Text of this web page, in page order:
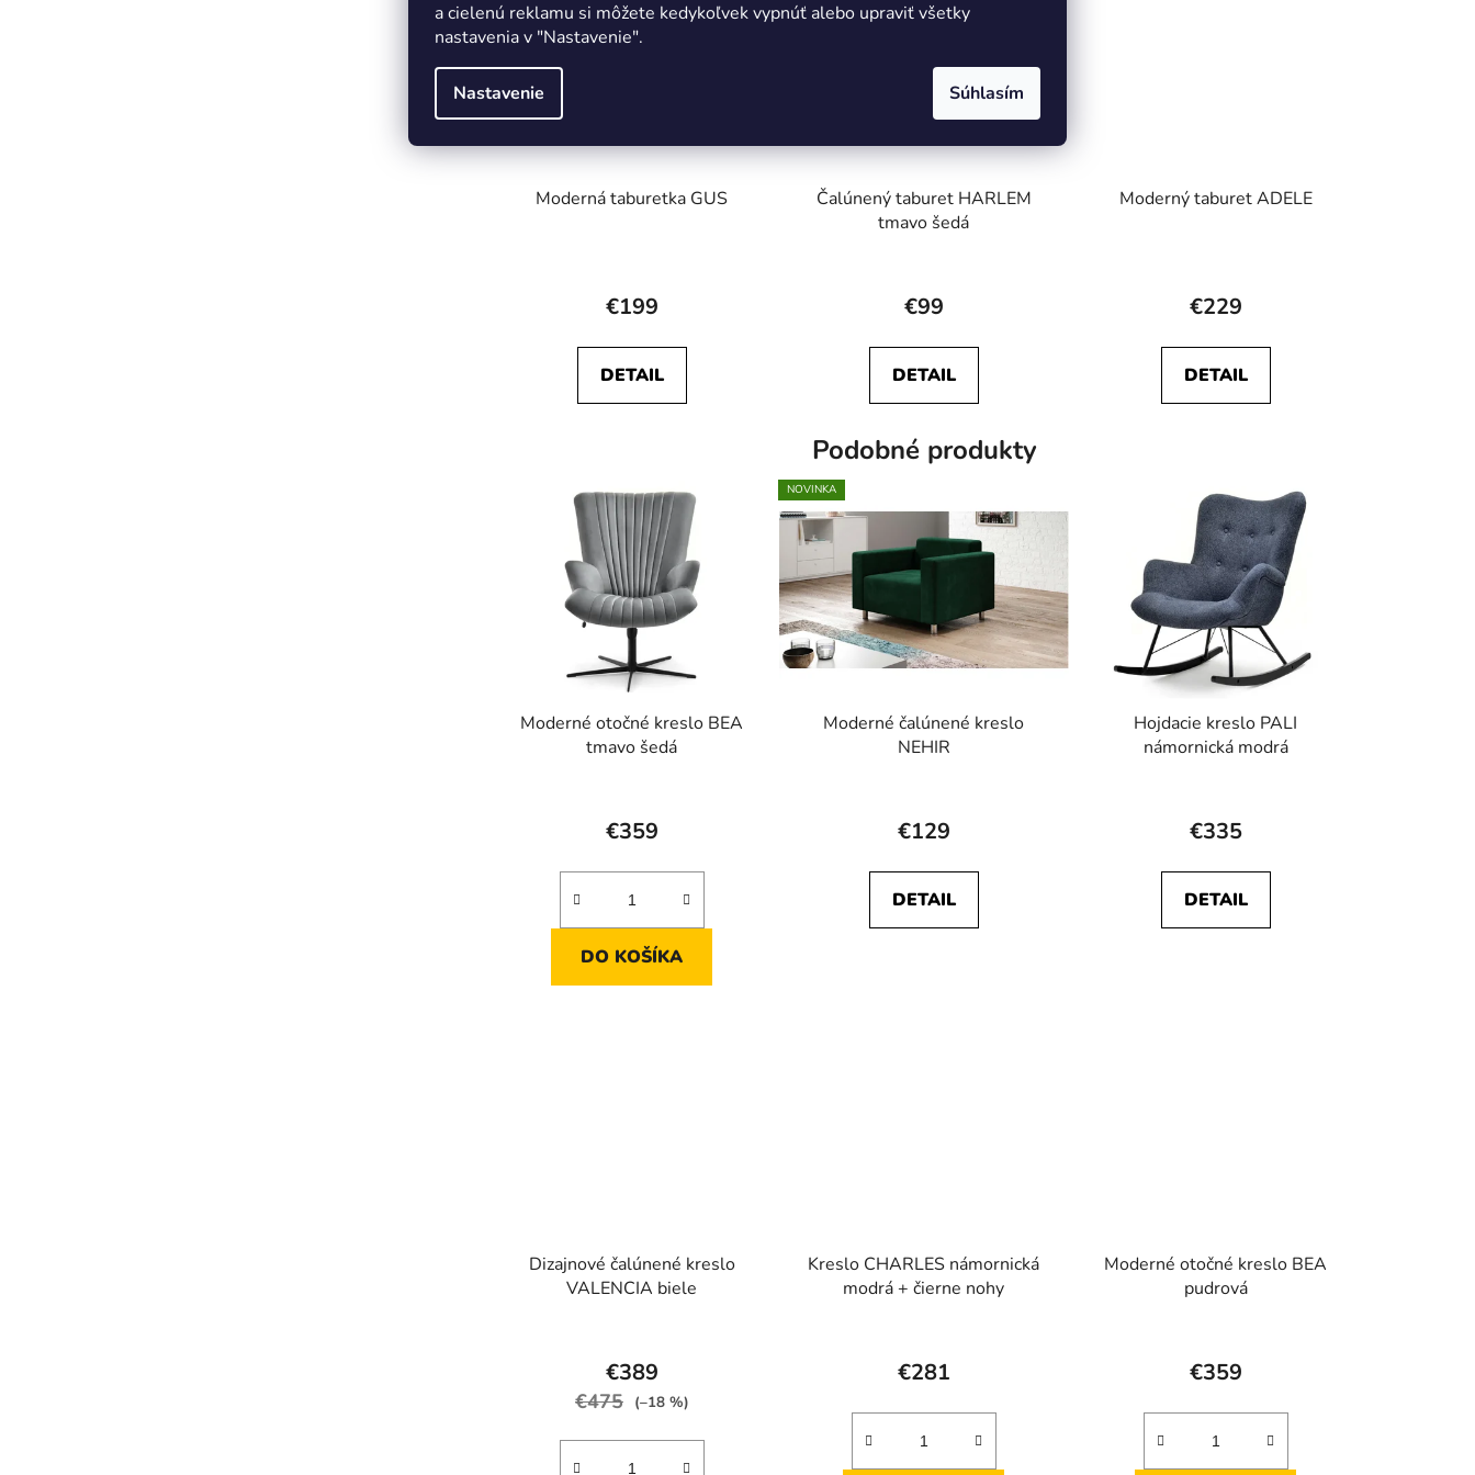
a cielenú reklamu si môžete kedykoľvek vypnúť alebo upraviť všetky
nastavenia v "Nastavenie".
Nastavenie Súhlasím
Moderná taburetka GUS
€199
DETAIL
Čalúnený taburet HARLEM
tmavo šedá
€99
DETAIL
Moderný taburet ADELE
€229
DETAIL
Podobné produkty
Moderné otočné kreslo BEA
tmavo šedá
€359
DO KOŠÍKA
NOVINKA
Moderné čalúnené kreslo
NEHIR
hodnotenie
je
5,0
€129
DETAIL
Hojdacie kreslo PALI
námornická modrá
€335
DETAIL
Dizajnové čalúnené kreslo
VALENCIA biele
€389
€475 (–18 %)
Kreslo CHARLES námornická
modrá + čierne nohy
€281
Moderné otočné kreslo BEA
pudrová
€359